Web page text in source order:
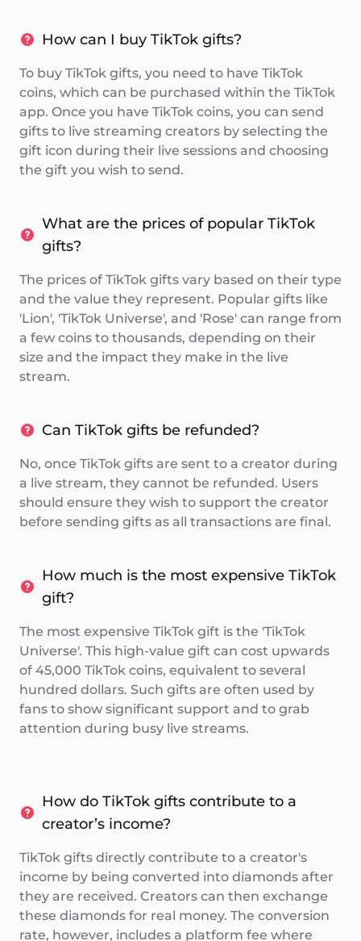
How can I buy TikTok gifts?
To buy TikTok gifts, you need to have TikTok
coins, which can be purchased within the TikTok
app. Once you have TikTok coins, you can send
gifts to live streaming creators by selecting the
gift icon during their live sessions and choosing
the gift you wish to send.
What are the prices of popular TikTok
gifts?
The prices of TikTok gifts vary based on their type
and the value they represent. Popular gifts like
'Lion', 'TikTok Universe', and 'Rose' can range from
a few coins to thousands, depending on their
size and the impact they make in the live
stream.
Can TikTok gifts be refunded?
No, once TikTok gifts are sent to a creator during
a live stream, they cannot be refunded. Users
should ensure they wish to support the creator
before sending gifts as all transactions are final.
How much is the most expensive TikTok
gift?
The most expensive TikTok gift is the 'TikTok
Universe'. This high-value gift can cost upwards
of 45,000 TikTok coins, equivalent to several
hundred dollars. Such gifts are often used by
fans to show significant support and to grab
attention during busy live streams.
How do TikTok gifts contribute to a
creator’s income?
TikTok gifts directly contribute to a creator's
income by being converted into diamonds after
they are received. Creators can then exchange
these diamonds for real money. The conversion
rate, however, includes a platform fee where